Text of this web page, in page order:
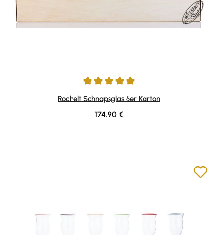
Durchschnittliche Bewertung von 5 von 5 Sternen
Rochelt Schnapsglas 6er Karton
Regulärer Preis:
174,90 €